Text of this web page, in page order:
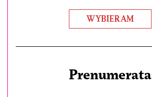
WYBIERAM
Prenumerata